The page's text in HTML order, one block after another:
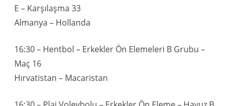
E – Karşılaşma 33
Almanya – Hollanda
16:30 – Hentbol – Erkekler Ön Elemeleri B Grubu –
Maç 16
Hırvatistan – Macaristan